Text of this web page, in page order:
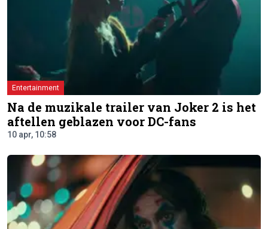
Entertainment
Na de muzikale trailer van Joker 2 is het
aftellen geblazen voor DC-fans
10 apr, 10:58